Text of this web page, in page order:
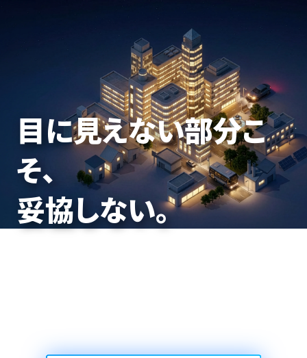
力を束ね、
未来をつくる。
目に見えない部分こ
そ、
妥協しない。
働く日常を、
止めないための基盤
を。